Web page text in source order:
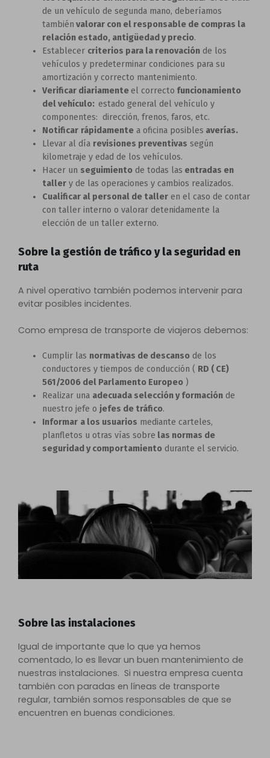
de un vehículo de segunda mano, deberíamos
también valorar con el responsable de compras la
relación estado, antigüedad y precio.
Establecer criterios para la renovación de los
vehículos y predeterminar condiciones para su
amortización y correcto mantenimiento.
Verificar diariamenteel correcto funcionamiento
del vehículo: estado general del vehículo y
componentes: dirección, frenos, faros, etc.
Notificar rápidamente a oficina posibles averías.
Llevar al día revisiones preventivas según
kilometraje y edad de los vehículos.
Hacer un seguimiento de todas las entradas en
taller y de las operaciones y cambios realizados.
Cualificar al personal de taller en el caso de contar
con taller interno o valorar detenidamente la
elección de un taller externo.
Sobre la gestión de tráfico y la seguridad en
ruta
A nivel operativo también podemos intervenir para
evitar posibles incidentes.
Como empresa de transporte de viajeros debemos:
Cumplir las normativas de descanso de los
conductores y tiempos de conducción ( RD ( CE)
561/2006 del Parlamento Europeo )
Realizar una adecuada selección y formación de
nuestro jefe o jefes de tráfico.
Informar a los usuarios mediante carteles,
planfletos u otras vías sobre las normas de
seguridad y comportamiento durante el servicio.
Sobre las instalaciones
Igual de importante que lo que ya hemos
comentado, lo es llevar un buen mantenimiento de
nuestras instalaciones. Si nuestra empresa cuenta
también con paradas en líneas de transporte
regular, también somos responsables de que se
encuentren en buenas condiciones.